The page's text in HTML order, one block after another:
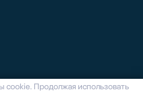
cookie. Продолжая использовать